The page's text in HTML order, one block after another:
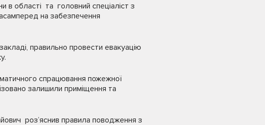
в області та головний спеціаліст з
на забезпечення
правильно провести евакуацію
спрацювання пожежної
залишили приміщення та
роз’яснив правила поводження з